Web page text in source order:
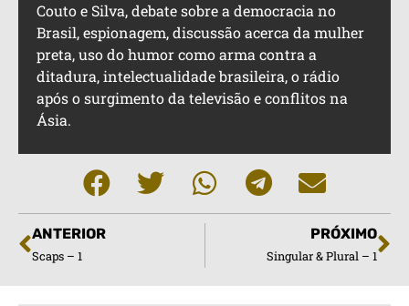
Couto e Silva, debate sobre a democracia no
Brasil, espionagem, discussão acerca da mulher
preta, uso do humor como arma contra a
ditadura, intelectualidade brasileira, o rádio
após o surgimento da televisão e conflitos na
Ásia.
ANTERIOR
Scaps – 1
PRÓXIMO
Singular & Plural – 1